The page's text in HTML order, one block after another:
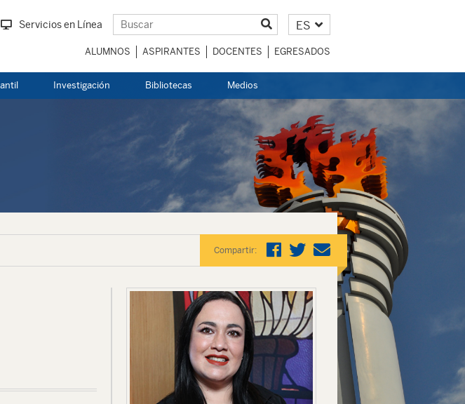
Servicios en Línea ES
ALUMNOS ASPIRANTES DOCENTES EGRESADOS
Investigación Bibliotecas Medios
Compartir: